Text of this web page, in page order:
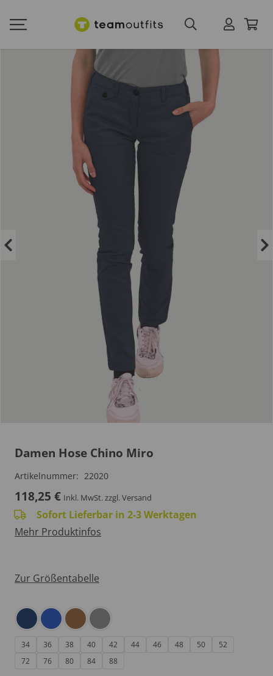
Damen Hose Chino Miro
Artikelnummer: 22020
118,25 € Inkl. MwSt.zzgl. Versand
Sofort Lieferbar in 2-3 Werktagen
Mehr Produktinfos
Zur Größentabelle
34 36 38 40 42 44 46 48 50
52
72
76 80 84 88